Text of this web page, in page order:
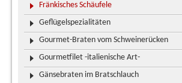
Fränkisches Schäufele
Geflügelspezialitäten
Gourmet-Braten vom Schweinerücken
Gourmetfilet -italienische Art-
Gänsebraten im Bratschlauch